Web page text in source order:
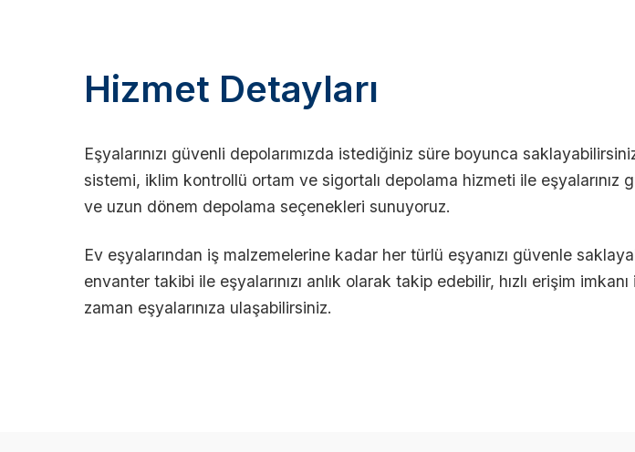
Hizmet Detayları
Eşyalarınızı güvenli depolarımızda istediğiniz süre boyunca
sistemi, iklim kontrollü ortam ve sigortalı depolama hizmeti ile eşyalarınız
ve uzun dönem depolama seçenekleri sunuyoruz.
Ev eşyalarından iş malzemelerine kadar her türlü eşyanızı güvenle
envanter takibi ile eşyalarınızı anlık olarak takip edebilir, hızlı erişim
zaman eşyalarınıza ulaşabilirsiniz.